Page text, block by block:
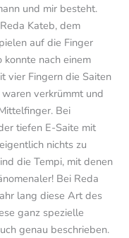
und mir besteht.
Kateb, dem
auf die Finger
nach einem
vier Fingern die Saiten
verkrümmt und
Bei
tiefen E-Saite mit
nichts zu
die Tempi, mit denen
Bei Reda
lang diese Art des
ganz spezielle
genau beschrieben.